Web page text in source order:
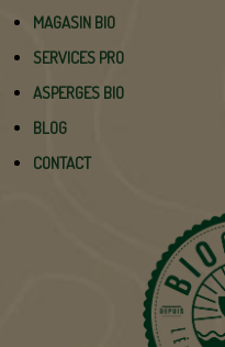
MAGASIN BIO
SERVICES PRO
ASPERGES BIO
BLOG
CONTACT